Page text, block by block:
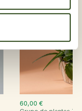
60,00 €